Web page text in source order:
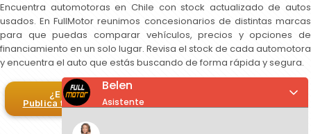
Encuentra automotoras en Chile con stock actualizado de autos
usados. En FullMotor reunimos concesionarios de distintas marcas
para que puedas comparar vehículos, precios y opciones de
financiamiento en un solo lugar. Revisa el stock de cada automotora
y encuentra el auto que estás buscando de forma rápida y segura.
¿Eres automotora?
Publica tus autos en FullMotor
Belen
Asistente